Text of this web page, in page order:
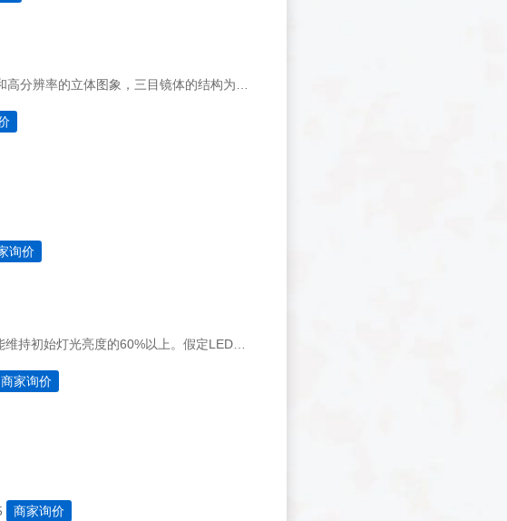
询价
高质量LED&nbsp;在经过50,000&nbsp;小时的持续运作后，还能维持初始灯光亮度的60%以上。假定LED&nbsp;已达到其额定的使用寿命，实际上它可能还在发光，只不过灯光非常微弱罢了。要想延长LED的使用寿命，就有必要降低或完全驱散LED&nbsp;芯片产生的热能。&nbsp;
商家询价
商家询价